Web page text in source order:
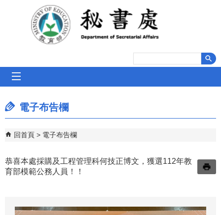
跳到主要內容區塊
電子布告欄
回首頁 電子布告欄
恭喜本處採購及工程管理科何技正博文，獲選112年教
育部模範公務人員！！